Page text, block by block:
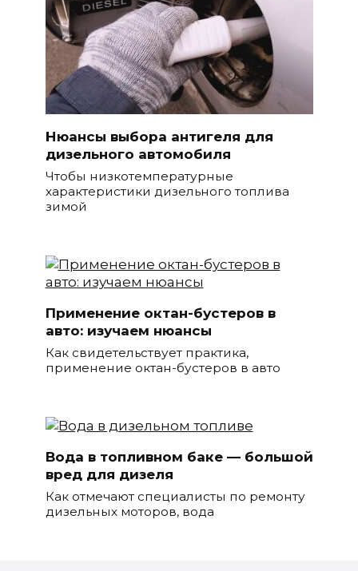
Нюансы выбора антигеля для
дизельного автомобиля
Чтобы низкотемпературные
характеристики дизельного топлива
зимой
Применение октан-бустеров в
авто: изучаем нюансы
Как свидетельствует практика,
применение октан-бустеров в авто
Вода в топливном баке — большой
вред для дизеля
Как отмечают специалисты по ремонту
дизельных моторов, вода